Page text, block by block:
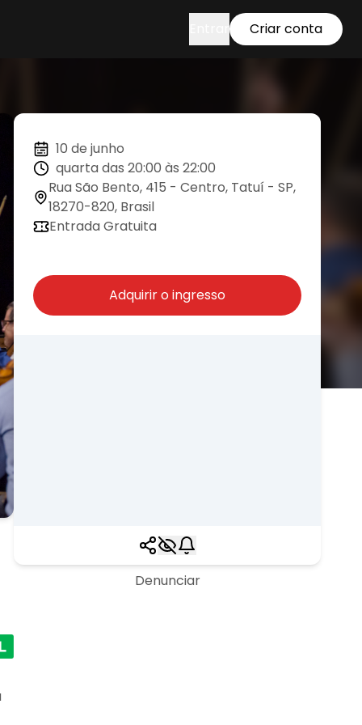
Criar conta
10 de junho
quarta das 20:00 às 22:00
Rua São Bento, 415 - Centro, Tatuí - SP,
18270-820, Brasil
Entrada Gratuita
Adquirir o ingresso
Denunciar